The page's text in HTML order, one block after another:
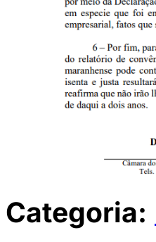
Categoria: